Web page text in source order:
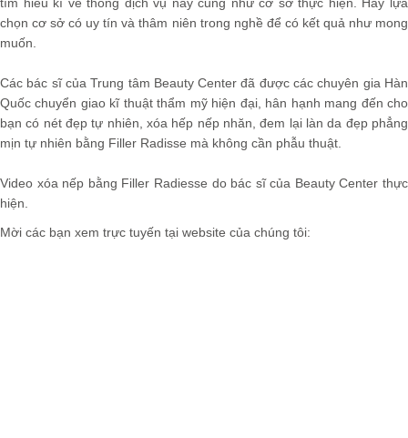
chọn cơ sở có uy tín và thâm niên trong nghề để có kết quả như mong
muốn.
Các bác sĩ của Trung tâm Beauty Center đã được các chuyên gia Hàn
Quốc chuyển giao kĩ thuật thẩm mỹ hiện đại, hân hạnh mang đến cho
bạn có nét đẹp tự nhiên, xóa hếp nếp nhăn, đem lại làn da đẹp phẳng
mịn tự nhiên bằng Filler Radisse mà không cần phẫu thuật.
Video xóa nếp bằng Filler Radiesse do bác sĩ của Beauty Center thực
hiện.
Mời các bạn xem trực tuyến tại website của chúng tôi: